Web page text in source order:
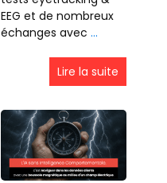
EEG et de nombreux
échanges avec …
Lire la suite